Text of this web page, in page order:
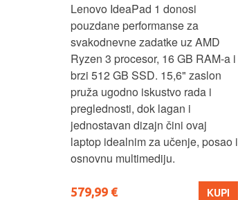
Lenovo IdeaPad 1 donosi
pouzdane performanse za
svakodnevne zadatke uz AMD
Ryzen 3 procesor, 16 GB RAM-a i
brzi 512 GB SSD. 15,6" zaslon
pruža ugodno iskustvo rada i
preglednosti, dok lagan i
jednostavan dizajn čini ovaj
laptop idealnim za učenje, posao i
osnovnu multimediju.
579,99 € KUPI